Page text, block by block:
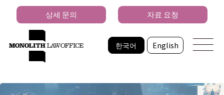
한국어 English
상세 문의 자료 요청